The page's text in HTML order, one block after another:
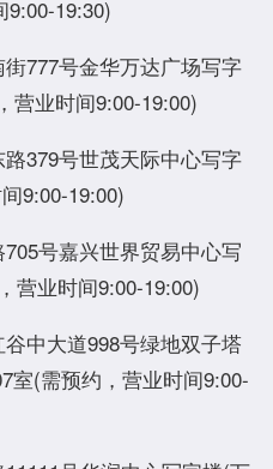
9:00-19:30)
777号金华万达广场写字
营业时间9:00-19:00)
379号世茂天际中心写字
9:00-19:00)
号嘉兴世界贸易中心写
营业时间9:00-19:00)
中大道998号绿地双子塔
室(需预约，营业时间9:00-